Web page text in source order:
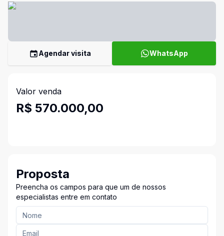
Agendar visita WhatsApp
Valor venda
R$ 570.000,00
Proposta
Preencha os campos para que um de nossos
especialistas entre em contato